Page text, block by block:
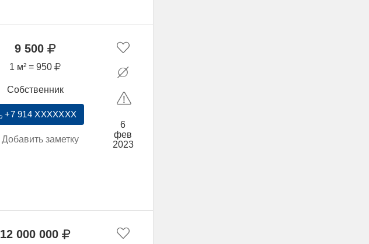
9 500
1 м² = 950
Собственник
+7 914 XXXXXXX
Добавить заметку
6
фев
2023
12 000 000